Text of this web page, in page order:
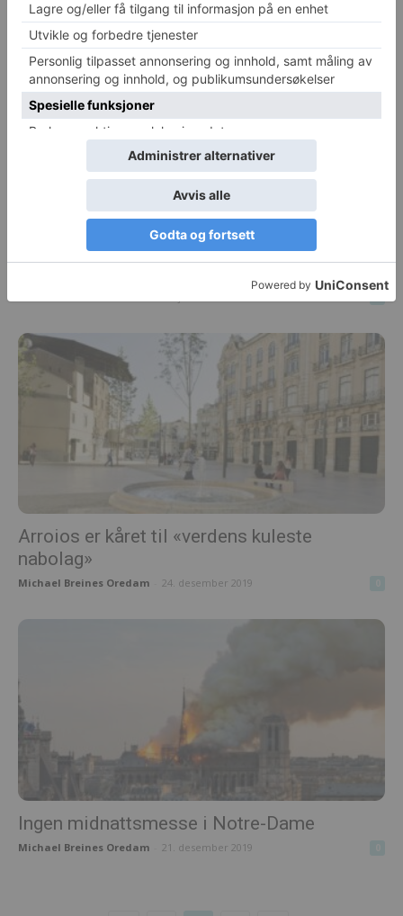
høsten 2020
Michael Breines Oredam - 27. januar 2020
Arroios er kåret til «verdens kuleste
nabolag»
Michael Breines Oredam 24. desember 2019
Ingen midnattsmesse i Notre-Dame
Michael Breines Oredam 21. desember 2019